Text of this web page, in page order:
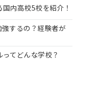
内高校5校を紹介！
するの？経験者が
てどんな学校？